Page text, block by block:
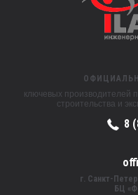
ключевых производителей
строительства и
8
г. Санкт-
БЦ